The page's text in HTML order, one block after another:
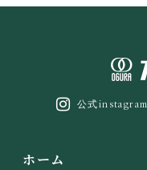
公式instagram
ホーム